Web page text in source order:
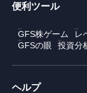
便利ツール
GFS株ゲーム レ
GFSの眼
投資分
ヘルプ